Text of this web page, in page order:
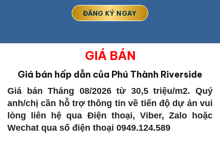
GIÁ BÁN
Giá bán hấp dẫn của Phú Thành Riverside
Giá bán Tháng 08/2026 từ 30,5 triệu/m2. Quý
anh/chị cần hỗ trợ thông tin về tiến độ dự án vui
lòng liên hệ qua Điện thoại, Viber, Zalo hoặc
Wechat qua số điện thoại 0949.124.589